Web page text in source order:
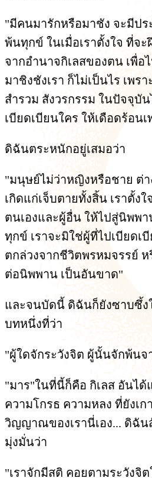
"มีคนมารักหรือมาชัง จะมีปร
พ้นทุกข์ ในเมื่อเราตั้งใจ ที่จ
จากอำนาจกิเลสของตน เพื่อ
มาชิงชังเรา ก็ไม่เป็นไร เพร
สำรวม สังวรกรรม ในปัจจุบั
เบียดเบียนใคร ให้เดือดร้อนเ
ดิฉันตระหนักอยู่เสมอว่า
"มนุษย์ไม่ว่าหญิงหรือชาย ต่
เกิดแก่เจ็บตายทั้งสิ้น เราตั้ง
ตนเองและผู้อื่น ให้ไปสู่นิพพ
ทุกข์ เราจะมิใช่ผู้ที่ไปเบียดเ
ตกล่วงจากชีวิตพรหมจรรย์
ต่อนิพพาน เป็นอันขาด"
และจนบัดนี้ ดิฉันก็ยังซาบซึ้ง
บทหนึ่งที่ว่า
"ผู้ใดจักระวังจิต ผู้นั้นจักพ้นจ
"มาร"ในที่นี้ก็คือ กิเลส อันได้
ความโกรธ ความหลง ที่ยังเ
วิญญาณของเรานี่เอง... ดิฉั
มุ่งมั่นว่า
"เราจักมีสติ คอยตามระวังจิ